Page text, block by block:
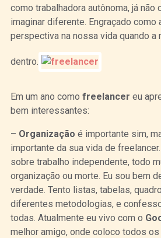
como trabalhadora autônoma, já não
imaginar diferente. Engraçado como
perspectiva na nossa vida quando a
dentro.
Em um ano como freelancer eu
bem interessantes:
– Organização é importante sim,
importante da sua vida de
sobre trabalho independente, todo
organização ou morte. Eu sou bem
verdade. Tento listas, tabelas,
diferentes metodologias, e
todas. Atualmente eu vivo com o
melhor amigo, onde coloco todos